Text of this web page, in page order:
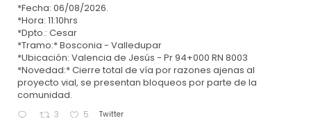
*Fecha: 06/08/2026.
*Hora: 11:10hrs
*Dpto.: Cesar
*Tramo:* Bosconia - Valledupar
*Ubicación: Valencia de Jesús - Pr 94+000 RN 8003
*Novedad:* Cierre total de vía por razones ajenas al
proyecto vial, se presentan bloqueos por parte de la
comunidad.
3 5 Twitter